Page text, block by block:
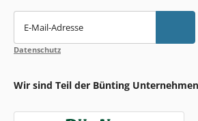
E-Mail-Adresse
Datenschutz
Wir sind Teil der Bünting